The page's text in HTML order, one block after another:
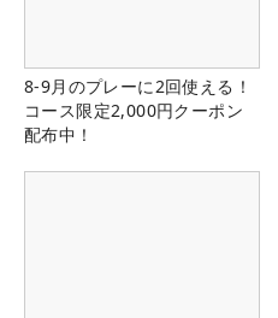
8-9月のプレーに2回使える！
コース限定2,000円クーポン
配布中！